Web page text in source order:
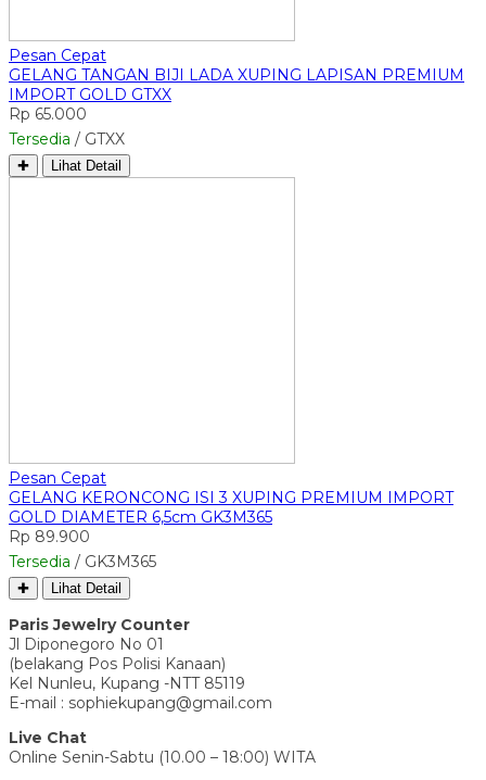
Pesan Cepat
GELANG TANGAN BIJI LADA XUPING LAPISAN PREMIUM
IMPORT GOLD GTXX
Rp 65.000
Tersedia / GTXX
✚ Lihat Detail
Pesan Cepat
GELANG KERONCONG ISI 3 XUPING PREMIUM IMPORT
GOLD DIAMETER 6,5cm GK3M365
Rp 89.900
Tersedia / GK3M365
✚ Lihat Detail
Paris Jewelry Counter
Jl Diponegoro No 01
(belakang Pos Polisi Kanaan)
Kel Nunleu, Kupang -NTT 85119
E-mail : sophiekupang@gmail.com
Live Chat
Online Senin-Sabtu (10.00 – 18:00) WITA